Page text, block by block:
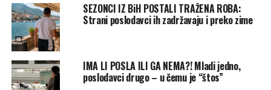
SEZONCI IZ BiH POSTALI TRAŽENA ROBA:
Strani poslodavci ih zadržavaju i preko zime
IMA LI POSLA ILI GA NEMA?! Mladi jedno,
poslodavci drugo – u čemu je “štos”